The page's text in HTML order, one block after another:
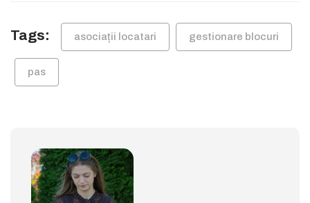
Tags: asociații locatari gestionare blocuri
pas